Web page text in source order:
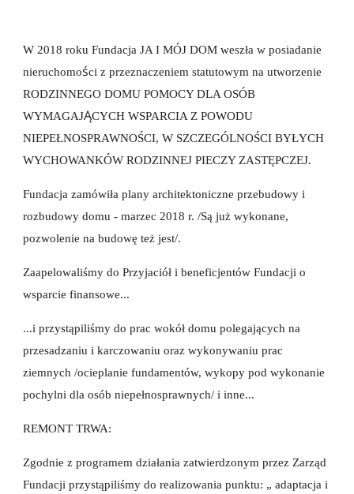
W 2018 roku Fundacja JA I MÓJ DOM weszła w posiadanie
nieruchomości z przeznaczeniem statutowym na utworzenie
RODZINNEGO DOMU POMOCY DLA OSÓB
WYMAGAJĄCYCH WSPARCIA Z POWODU
NIEPEŁNOSPRAWNOŚCI, W SZCZEGÓLNOŚCI BYŁYCH
WYCHOWANKÓW RODZINNEJ PIECZY ZASTĘPCZEJ.
Fundacja zamówiła plany architektoniczne przebudowy i
rozbudowy domu - marzec 2018 r. /Są już wykonane,
pozwolenie na budowę też jest/.
Zaapelowaliśmy do Przyjaciół i beneficjentów Fundacji o
wsparcie finansowe...
...i przystąpiliśmy do prac wokół domu polegających na
przesadzaniu i karczowaniu oraz wykonywaniu prac
ziemnych /ocieplanie fundamentów, wykopy pod wykonanie
pochylni dla osób niepełnosprawnych/ i inne...
REMONT TRWA:
Zgodnie z programem działania zatwierdzonym przez Zarząd
Fundacji przystąpiliśmy do realizowania punktu: „ adaptacja i